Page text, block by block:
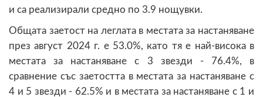
и са реализирали средно по 3.9 нощувки.
Общата заетост на леглата в местата за настаняване
през август 2024 г. е 53.0%, като тя е най-висока в
местата за настаняване с 3 звезди - 76.4%, в
сравнение със заетостта в местата за настаняване с
4 и 5 звезди - 62.5% и в местата за настаняване с 1 и